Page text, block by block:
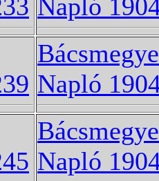
Napló
Napló
Napló